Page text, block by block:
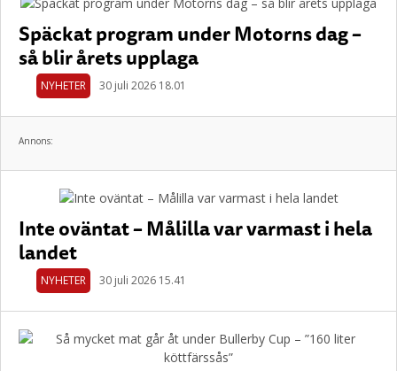
Späckat program under Motorns dag –
så blir årets upplaga
NYHETER 30 juli 2026 18.01
Annons:
Inte oväntat – Målilla var varmast i hela
landet
NYHETER 30 juli 2026 15.41